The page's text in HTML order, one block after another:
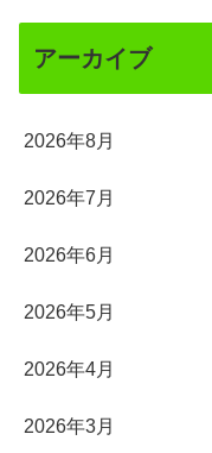
アーカイブ
2026年8月
2026年7月
2026年6月
2026年5月
2026年4月
2026年3月